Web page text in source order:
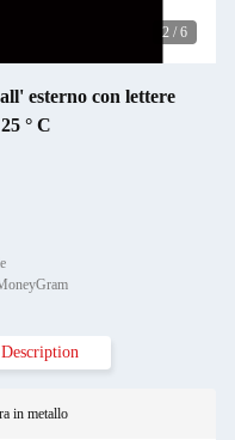
2 / 6
esterno con lettere
° C
Description
in metallo